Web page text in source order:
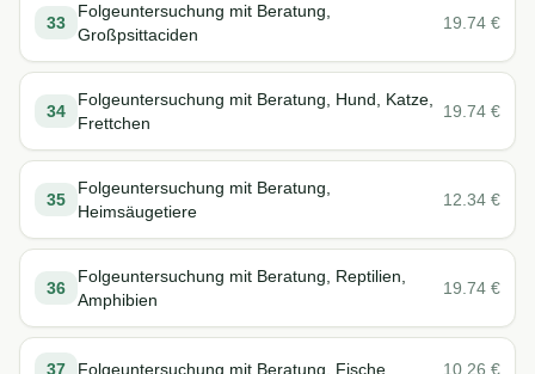
33
Folgeuntersuchung mit Beratung,
Großpsittaciden
19.74 €
34
Folgeuntersuchung mit Beratung, Hund, Katze,
Frettchen
19.74 €
35
Folgeuntersuchung mit Beratung,
Heimsäugetiere
12.34 €
36
Folgeuntersuchung mit Beratung, Reptilien,
Amphibien
19.74 €
37 Folgeuntersuchung mit Beratung, Fische 10.26 €